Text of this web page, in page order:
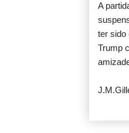
A
ter sido
Trump